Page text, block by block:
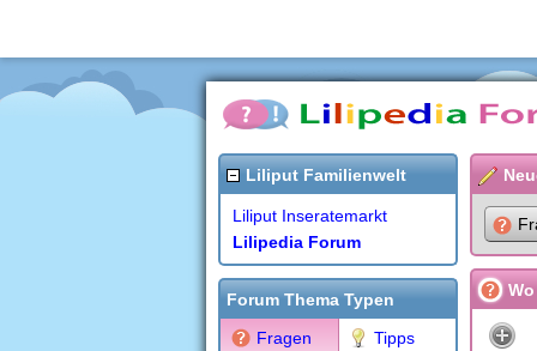
Liliput Familienwelt
Liliput Inseratemarkt
Lilipedia Forum
Forum Thema Typen
Fragen
Tipps